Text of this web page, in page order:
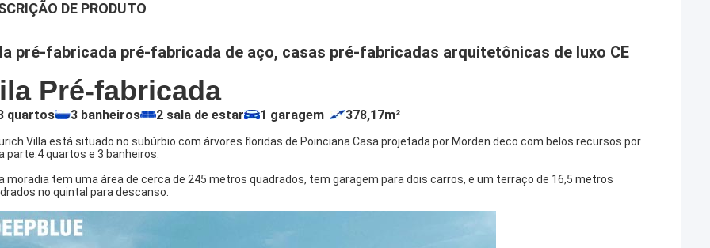
DE PRODUTO
pré-fabricada pré-fabricada de aço, casas pré-fabricadas arquitetônicas de luxo CE
Pré-fabricada
quartos 3 banheiros 2 sala de estar 1 garagem 378,17m²
Villa está situado no subúrbio com árvores floridas de Poinciana.Casa projetada por Morden deco com belos recursos por
parte.4 quartos e 3 banheiros.
moradia tem uma área de cerca de 245 metros quadrados, tem garagem para dois carros, e um terraço de 16,5 metros
no quintal para descanso.